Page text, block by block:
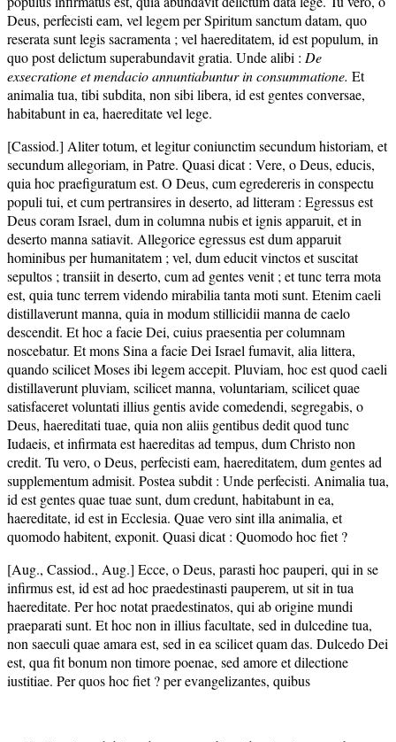
Deus, perfecisti eam, vel legem per Spiritum sanctum datam, quo
reserata sunt legis sacramenta ; vel haereditatem, id est populum, in
quo post delictum superabundavit gratia. Unde alibi : De
exsecratione et mendacio annuntiabuntur in consummatione. Et
animalia tua, tibi subdita, non sibi libera, id est gentes conversae,
habitabunt in ea, haereditate vel lege.
[Cassiod.] Aliter totum, et legitur coniunctim secundum historiam, et
secundum allegoriam, in Patre. Quasi dicat : Vere, o Deus, educis,
quia hoc praefiguratum est. O Deus, cum egredereris in conspectu
populi tui, et cum pertransires in deserto, ad litteram : Egressus est
Deus coram Israel, dum in columna nubis et ignis apparuit, et in
deserto manna satiavit. Allegorice egressus est dum apparuit
hominibus per humanitatem ; vel, dum educit vinctos et suscitat
sepultos ; transiit in deserto, cum ad gentes venit ; et tunc terra mota
est, quia tunc terrem videndo mirabilia tanta moti sunt. Etenim caeli
distillaverunt manna, quia in modum stillicidii manna de caelo
descendit. Et hoc a facie Dei, cuius praesentia per columnam
noscebatur. Et mons Sina a facie Dei Israel fumavit, alia littera,
quando scilicet Moses ibi legem accepit. Pluviam, hoc est quod caeli
distillaverunt pluviam, scilicet manna, voluntariam, scilicet quae
satisfaceret voluntati illius gentis avide comedendi, segregabis, o
Deus, haereditati tuae, quia non aliis gentibus dedit quod tunc
Iudaeis, et infirmata est haereditas ad tempus, dum Christo non
credit. Tu vero, o Deus, perfecisti eam, haereditatem, dum gentes ad
supplementum admisit. Postea subdit : Unde perfecisti. Animalia tua,
id est gentes quae tuae sunt, dum credunt, habitabunt in ea,
haereditate, id est in Ecclesia. Quae vero sint illa animalia, et
quomodo habitent, exponit. Quasi dicat : Quomodo hoc fiet ?
[Aug., Cassiod., Aug.] Ecce, o Deus, parasti hoc pauperi, qui in se
infirmus est, id est ad hoc praedestinasti pauperem, ut sit in tua
haereditate. Per hoc notat praedestinatos, qui ab origine mundi
praeparati sunt. Et hoc non in illius facultate, sed in dulcedine tua,
non saeculi quae amara est, sed in ea scilicet quam das. Dulcedo Dei
est, qua fit bonum non timore poenae, sed amore et dilectione
iustitiae. Per quos hoc fiet ? per evangelizantes, quibus